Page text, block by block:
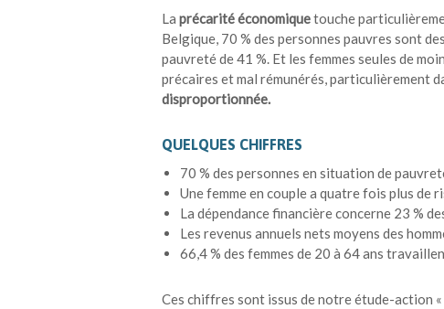
La précarité économiquetouche
Belgique, 70 % des personnes pauvres sont
pauvreté de 41 %. Et les femmes seules de
précaires et mal rémunérés, particulièrement
disproportionnée.
QUELQUES CHIFFRES
70 % des personnes en situation de
Une femme en couple a quatre fois plus de
La dépendance financière concerne 23 %
Les revenus annuels nets moyens des
66,4 % des femmes de 20 à 64 ans
Ces chiffres sont issus de notre étude-action «